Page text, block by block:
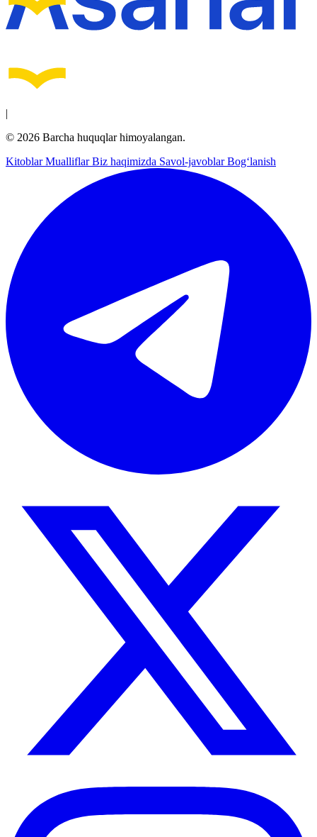
|
© 2026 Barcha huquqlar himoyalangan.
KitoblarMualliflarBiz haqimizda Savol-javoblarBog‘lanish